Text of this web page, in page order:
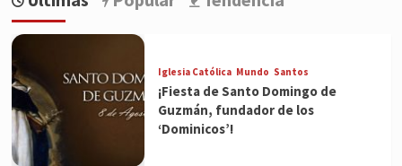
Iglesia Católica Mundo Santos
¡Fiesta de Santo Domingo de
Guzmán, fundador de los
‘Dominicos’!